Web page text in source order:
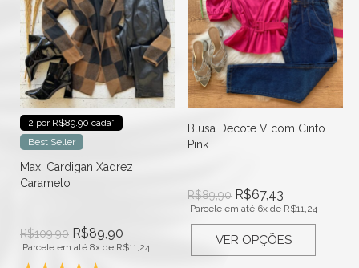
2 por R$89.90 cada*
Best Seller
Maxi Cardigan Xadrez
Caramelo
R$109,90 R$89,90
Parcele em até 8x de R$11,24
Blusa Decote V com Cinto
Pink
R$89,90 R$67,43
Parcele em até 6x de R$11,24
VER OPÇÕES